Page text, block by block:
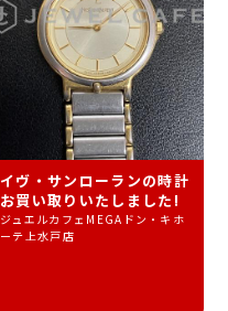
イヴ・サンローランの時計
お買い取りいたしました!
ジュエルカフェMEGAドン・キホ
ーテ上水戸店